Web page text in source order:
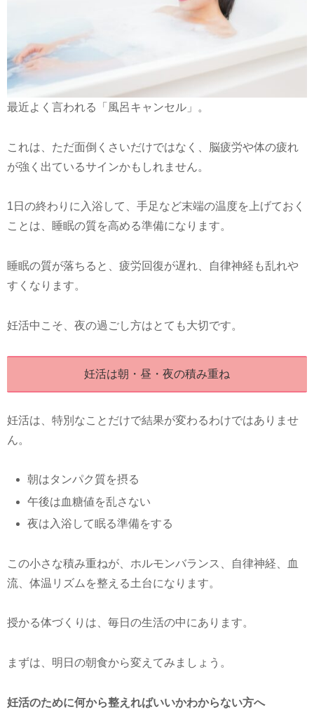
最近よく言われる「風呂キャンセル」。
これは、ただ面倒くさいだけではなく、脳疲労や体の疲れ
が強く出ているサインかもしれません。
1日の終わりに入浴して、手足など末端の温度を上げておく
ことは、睡眠の質を高める準備になります。
睡眠の質が落ちると、疲労回復が遅れ、自律神経も乱れや
すくなります。
妊活中こそ、夜の過ごし方はとても大切です。
妊活は朝・昼・夜の積み重ね
妊活は、特別なことだけで結果が変わるわけではありませ
ん。
朝はタンパク質を摂る
午後は血糖値を乱さない
夜は入浴して眠る準備をする
この小さな積み重ねが、ホルモンバランス、自律神経、血
流、体温リズムを整える土台になります。
授かる体づくりは、毎日の生活の中にあります。
まずは、明日の朝食から変えてみましょう。
妊活のために何から整えればいいかわからない方へ